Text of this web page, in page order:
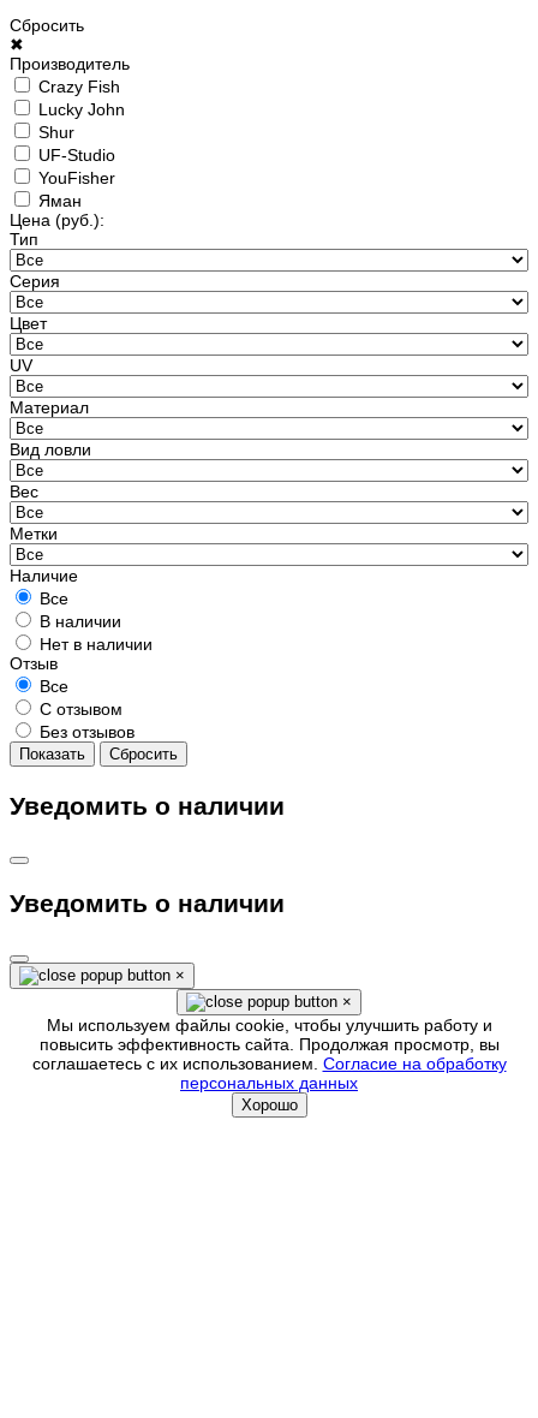
Сбросить
✖
Производитель
Crazy Fish
Lucky John
Shur
UF-Studio
YouFisher
Яман
Цена (руб.):
Тип
Серия
Цвет
UV
Материал
Вид ловли
Вес
Метки
Наличие
Все
В наличии
Нет в наличии
Отзыв
Все
С отзывом
Без отзывов
Показать Сбросить
Уведомить о наличии
Уведомить о наличии
×
×
Мы используем файлы cookie, чтобы улучшить работу и
повысить эффективность сайта. Продолжая просмотр, вы
соглашаетесь с их использованием. Согласие на обработку
персональных данных
Хорошо